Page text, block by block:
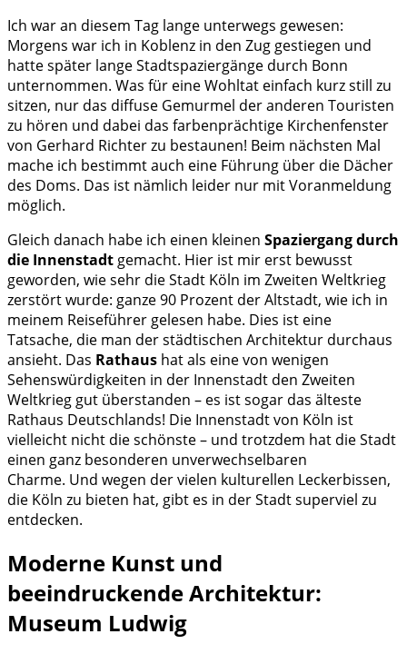
Ich war an diesem Tag lange unterwegs gewesen:
Morgens war ich in Koblenz in den Zug gestiegen und
hatte später lange Stadtspaziergänge durch Bonn
unternommen. Was für eine Wohltat einfach kurz still zu
sitzen, nur das diffuse Gemurmel der anderen Touristen
zu hören und dabei das farbenprächtige Kirchenfenster
von Gerhard Richter zu bestaunen! Beim nächsten Mal
mache ich bestimmt auch eine Führung über die Dächer
des Doms. Das ist nämlich leider nur mit Voranmeldung
möglich.
Gleich danach habe ich einen kleinen Spaziergang durch
die Innenstadt gemacht. Hier ist mir erst bewusst
geworden, wie sehr die Stadt Köln im Zweiten Weltkrieg
zerstört wurde: ganze 90 Prozent der Altstadt, wie ich in
meinem Reiseführer gelesen habe. Dies ist eine
Tatsache, die man der städtischen Architektur durchaus
ansieht. Das Rathaus hat als eine von wenigen
Sehenswürdigkeiten in der Innenstadt den Zweiten
Weltkrieg gut überstanden – es ist sogar das älteste
Rathaus Deutschlands! Die Innenstadt von Köln ist
vielleicht nicht die schönste – und trotzdem hat die Stadt
einen ganz besonderen unverwechselbaren
Charme. Und wegen der vielen kulturellen Leckerbissen,
die Köln zu bieten hat, gibt es in der Stadt superviel zu
entdecken.
Moderne Kunst und
beeindruckende Architektur:
Museum Ludwig